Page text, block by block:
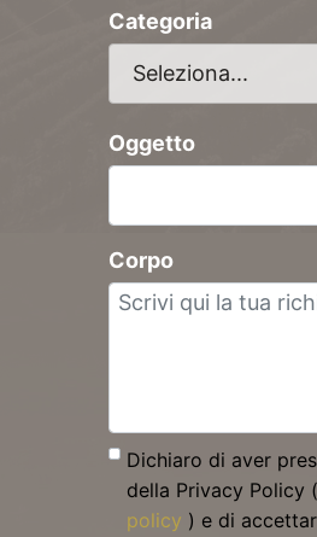
Categoria
Oggetto
Corpo
Dichiaro di aver
della Privacy Policy (
policy ) e di